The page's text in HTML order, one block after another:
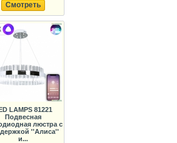
Смотреть
LAMPS 81221
Подвесная
люстра с
''Алиса''
и...